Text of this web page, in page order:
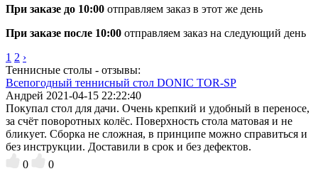
При заказе до 10:00 отправляем заказ в этот же день
При заказе после 10:00 отправляем заказ на следующий день
1 2 ›
Теннисные столы - отзывы:
Всепогодный теннисный стол DONIC TOR-SP
Андрей 2021-04-15 22:22:40
Покупал стол для дачи. Очень крепкий и удобный в переносе,
за счёт поворотных колёс. Поверхность стола матовая и не
бликует. Сборка не сложная, в принципе можно справиться и
без инструкции. Доставили в срок и без дефектов.
0
0